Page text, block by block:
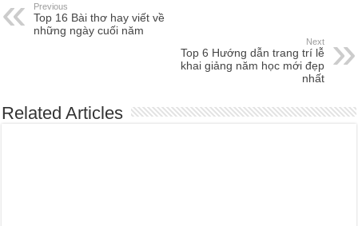
Previous
Top 16 Bài thơ hay viết về
những ngày cuối năm
Next
Top 6 Hướng dẫn trang trí lễ
khai giảng năm học mới đẹp
nhất
Related Articles